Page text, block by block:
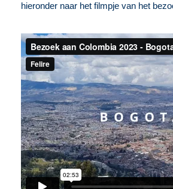
hieronder naar het filmpje van het